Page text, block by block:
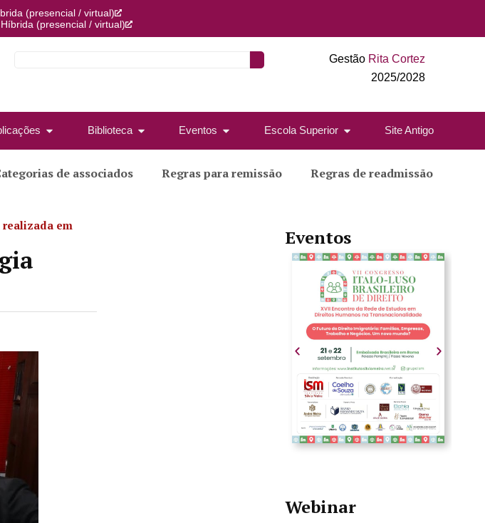
(presencial / virtual)
(presencial / virtual)
Gestão Rita Cortez
2025/2028
Biblioteca Eventos Escola Superior Site Antigo
de associados Regras para remissão Regras de readmissão
em
Eventos
Webinar